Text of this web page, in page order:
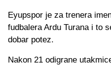
Eyupspor je za trenera
fudbalera Ardu Turana i to
dobar potez.
Nakon 21 odigrane